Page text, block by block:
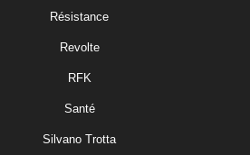
Résistance
Revolte
RFK
Santé
Silvano Trotta